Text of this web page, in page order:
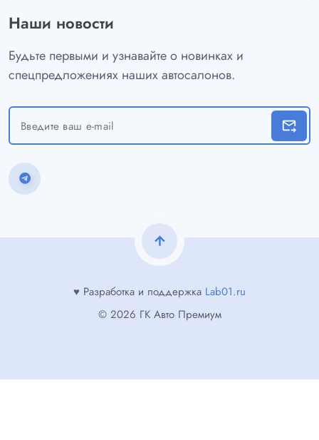
Наши новости
Будьте первыми и узнавайте о новинках и
спецпредложениях наших автосалонов.
forward_to_inbox
© 2026 ГК Авто Премиум
arrow_upward
♥ Разработка и поддержка Lab01.ru